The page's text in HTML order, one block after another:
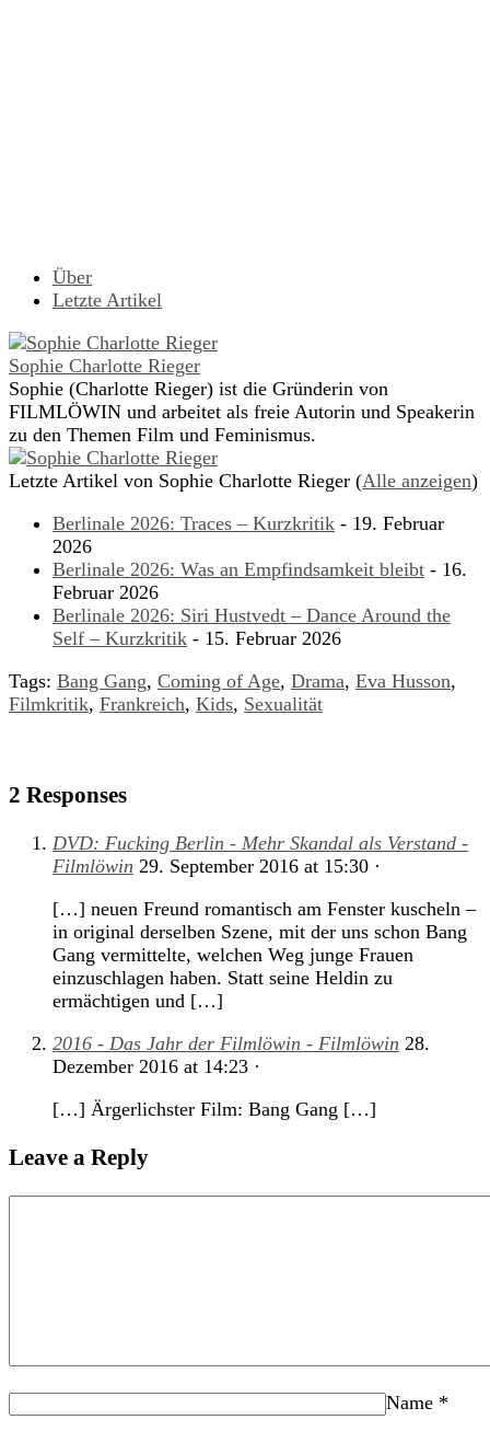
Über
Letzte Artikel
Sophie Charlotte Rieger
Sophie (Charlotte Rieger) ist die Gründerin von
FILMLÖWIN und arbeitet als freie Autorin und Speakerin
zu den Themen Film und Feminismus.
Letzte Artikel von Sophie Charlotte Rieger (Alle anzeigen)
Berlinale 2026: Traces – Kurzkritik - 19. Februar
2026
Berlinale 2026: Was an Empfindsamkeit bleibt - 16.
Februar 2026
Berlinale 2026: Siri Hustvedt – Dance Around the
Self – Kurzkritik - 15. Februar 2026
Tags: Bang Gang, Coming of Age, Drama, Eva Husson,
Filmkritik, Frankreich, Kids, Sexualität
2 Responses
DVD: Fucking Berlin - Mehr Skandal als Verstand -
Filmlöwin 29. September 2016 at 15:30 ·
[…] neuen Freund romantisch am Fenster kuscheln –
in original derselben Szene, mit der uns schon Bang
Gang vermittelte, welchen Weg junge Frauen
einzuschlagen haben. Statt seine Heldin zu
ermächtigen und […]
2016 - Das Jahr der Filmlöwin - Filmlöwin 28.
Dezember 2016 at 14:23 ·
[…] Ärgerlichster Film: Bang Gang […]
Leave a Reply
Name *